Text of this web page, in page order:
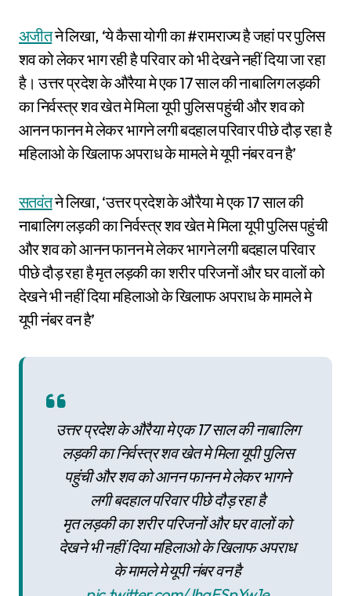
अजीतने लिखा, ‘ये कैसा योगी का #रामराज्य है जहां पर पुलिस
शव को लेकर भाग रही है परिवार को भी देखने नहीं दिया जा रहा
है। उत्तर प्रदेश के औरैया मे एक 17 साल की नाबालिग लड़की
का निर्वस्त्र शव खेत मे मिला यूपी पुलिस पहुंची और शव को
आनन फानन मे लेकर भागने लगी बदहाल परिवार पीछे दौड़ रहा है
महिलाओ के खिलाफ अपराध के मामले मे यूपी नंबर वन है’
सतवंतने लिखा, ‘उत्तर प्रदेश के औरैया मे एक 17 साल की
नाबालिग लड़की का निर्वस्त्र शव खेत मे मिला यूपी पुलिस पहुंची
और शव को आनन फानन मे लेकर भागने लगी बदहाल परिवार
पीछे दौड़ रहा है मृत लड़की का शरीर परिजनों और घर वालों को
देखने भी नहीं दिया महिलाओ के खिलाफ अपराध के मामले मे
यूपी नंबर वन है’
उत्तर प्रदेश के औरैया मे एक 17 साल की नाबालिग
लड़की का निर्वस्त्र शव खेत मे मिला यूपी पुलिस
पहुंची और शव को आनन फानन मे लेकर भागने
लगी बदहाल परिवार पीछे दौड़ रहा है
मृत लड़की का शरीर परिजनों और घर वालों को
देखने भी नहीं दिया महिलाओ के खिलाफ अपराध
के मामले मे यूपी नंबर वन है